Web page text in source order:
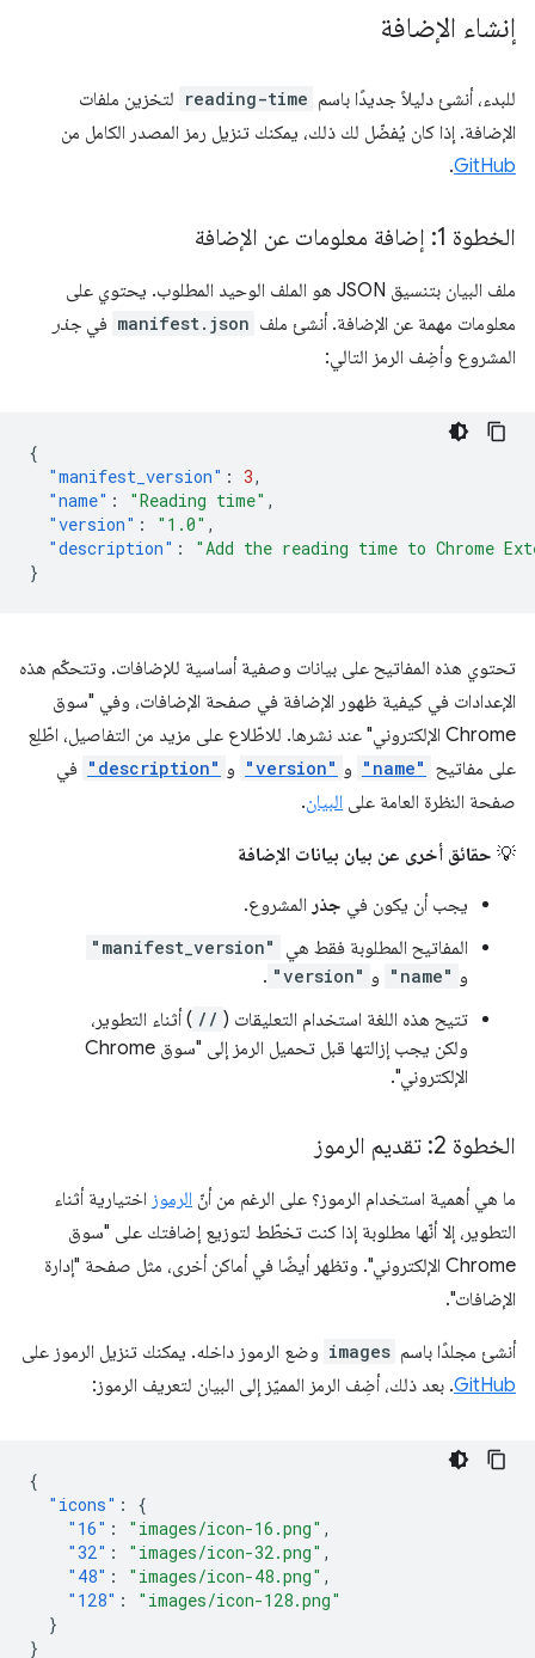
إنشاء الإضافة
للبدء، أنشئ دليلاً جديدًا باسم reading-time لتخزين ملفات
الإضافة. إذا كان يُفضّل لك ذلك، يمكنك تنزيل رمز المصدر الكامل من
GitHub
.
الخطوة 1: إضافة معلومات عن الإضافة
ملف البيان بتنسيق JSON هو الملف الوحيد المطلوب. يحتوي على
معلومات مهمة عن الإضافة. أنشئ ملف manifest.json في جذر
المشروع وأضِف الرمز التالي:
{
"manifest_version" : 3,
"name" : "Reading time" ,
"version" : "1.0" ,
"description" :
"Add the reading time to Chrome
}
تحتوي هذه المفاتيح على بيانات وصفية أساسية للإضافات. وتتحكّم هذه
الإعدادات في كيفية ظهور الإضافة في صفحة الإضافات، وفي "سوق
Chrome الإلكتروني" عند نشرها. للاطّلاع على مزيد من التفاصيل، اطّلِع
على مفاتيح "name" و "version" و "description" في
صفحة النظرة العامة على البيان.
💡 حقائق أخرى عن بيان بيانات الإضافة
يجب أن يكون في جذر المشروع.
المفاتيح المطلوبة فقط هي
"manifest_version"
و "name" و "version"
.
تتيح هذه اللغة استخدام التعليقات ( // ) أثناء التطوير،
ولكن يجب إزالتها قبل تحميل الرمز إلى "سوق Chrome
الإلكتروني".
الخطوة 2: تقديم الرموز
ما هي أهمية استخدام الرموز؟ على الرغم من أنّ الرموز اختيارية أثناء
التطوير، إلا أنّها مطلوبة إذا كنت تخطّط لتوزيع إضافتك على "سوق
Chrome الإلكتروني". وتظهر أيضًا في أماكن أخرى، مثل صفحة "إدارة
الإضافات".
أنشئ مجلدًا باسم images وضع الرموز داخله. يمكنك تنزيل الرموز على
GitHub. بعد ذلك، أضِف الرمز المميّز إلى البيان لتعريف الرموز:
{
"icons" :
{
"16" : "images/icon-16.png" ,
"32" : "images/icon-32.png" ,
"48" : "images/icon-48.png" ,
"128" :
"images/icon-128.png"
}
}